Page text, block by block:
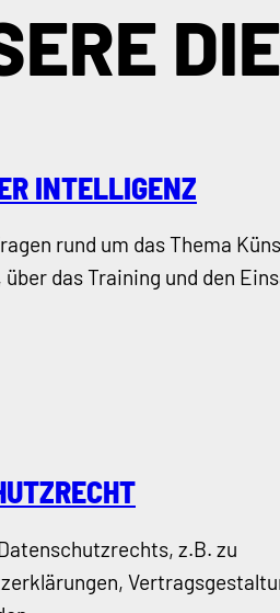
INTELLIGENZ
rund um das Thema
das Training und den
z.B. zu